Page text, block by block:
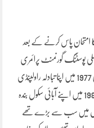
امتحان پاس کرنے کے بعد
پوسٹنگ گورنمنٹ پرائمری
سکول جھرکی تحصیل راولپنڈی میں ہوئی، جولائی 1977 میں اپنا تبادلہ راولپنڈی
شہر میں مڈل سکول گلشن آباد میں کروا لیا، مگر 1980 میں اپنے آبائی سکول بندہ
میں سب سے بڑے تھے